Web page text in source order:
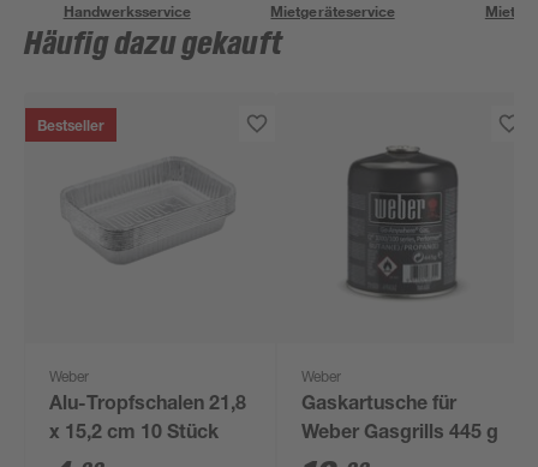
Handwerksservice Mietgeräteservice
Häufig dazu gekauft
Bestseller
Weber
Alu-Tropfschalen 21,8
x 15,2 cm 10 Stück
Weber
Gaskartusche für
Weber Gasgrills 445 g